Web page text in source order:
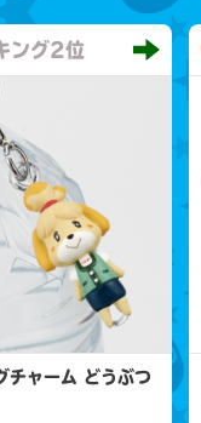
ング2位
チャーム どうぶつ